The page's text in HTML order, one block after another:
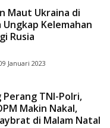
Maut Ukraina di
Ungkap Kelemahan
Rusia
Januari 2023
TNI-Polri,
Makin Nakal,
di Malam Natal